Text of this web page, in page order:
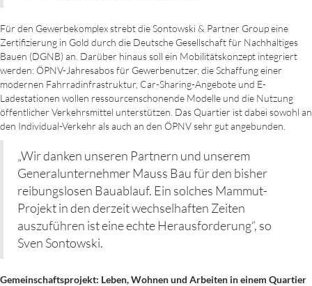
Für den Gewerbekomplex strebt die Sontowski & Partner Group eine
Zertifizierung in Gold durch die Deutsche Gesellschaft für Nachhaltiges
Bauen (DGNB) an. Darüber hinaus soll ein Mobilitätskonzept integriert
werden: ÖPNV-Jahresabos für Gewerbenutzer, die Schaffung einer
modernen Fahrradinfrastruktur, Car-Sharing-Angebote und E-
Ladestationen wollen ressourcenschonende Modelle und die Nutzung
öffentlicher Verkehrsmittel unterstützen. Das Quartier ist dabei sowohl an
den Individual-Verkehr als auch an den ÖPNV sehr gut angebunden.
„Wir danken unseren Partnern und unserem
Generalunternehmer Mauss Bau für den bisher
reibungslosen Bauablauf. Ein solches Mammut-
Projekt in den derzeit wechselhaften Zeiten
auszuführen ist eine echte Herausforderung“, so
Sven Sontowski.
Gemeinschaftsprojekt: Leben, Wohnen und Arbeiten in einem Quartier